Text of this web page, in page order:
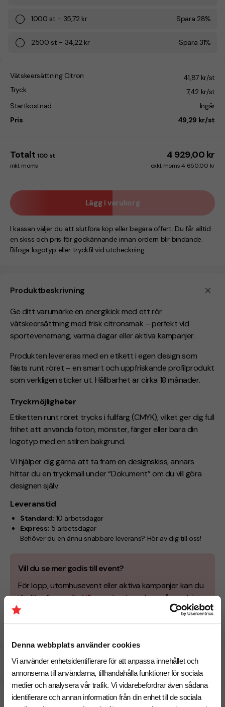
Denna webbplats använder cookies
Vi använder enhetsidentifierare för att anpassa innehållet och
annonserna till användarna, tillhandahålla funktioner för sociala
medier och analysera vår trafik. Vi vidarebefordrar även sådana
identifierare och annan information från din enhet till de sociala
Produktbeskrivning
Ge ditt varumärke en energikick med ett rör
vätskeersättning med frisk citronsmak – perfekt vid
sportevenemang, varma dagar eller aktiva kampanjer.
Produkten levereras med en etikett i egen design som
fästs runt röret – en smart och uppfriskande profilprodukt
som verkligen sticker ut. Hållbarhet är cirka 18 månader.
Tryckmöjligheter
Etiketten runt röret trycks i fullfärg (CMYK), vilket ger dig full
frihet att använda foton, mönster, färger eller bara din
logotyp med en stilren bakgrund.
Vi hjälper dig gärna att ta fram en designskiss, annars
hittar du en tryckmall under “Dokument” om du vill göra
designen själv.
Leveranstid
Standard: 10 arbetsdagar
Express: 5 arbetsdagar
Behöver du en ännu snabbare leverans? Hör av dig till oss!
Vill du se mer godis till event?
För lopp, utomhusevent eller aktiva kampanjer kan du
jämföra flergodis till eventoch andra små produkter
för profilering.
Specifikationer
Pristabell
1000 st - 35,72 kr Spara 28%
2500 st - 34,22 kr Spara 31%
Vätskeersättning Citron
41,87 kr/st
Tryck
7,42 kr/st
Startkostnad
Ingår
Pris
49,29 kr/st
Totalt 100 st 4 929,00 kr
inkl. moms exkl. moms 4 650,00 kr
Lägg i varukorg
I kassan väljer du att slutföra köp eller begära offert. Du får alltid
en skiss och pris för godkännande innan ordern blir bindande.
Bifoga logotyp eller tryckfil vid utcheckning.